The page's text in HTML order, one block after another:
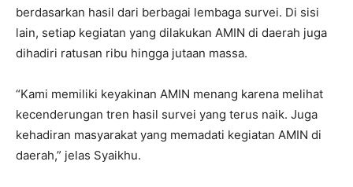
berdasarkan hasil dari berbagai lembaga survei. Di sisi
lain, setiap kegiatan yang dilakukan AMIN di daerah juga
dihadiri ratusan ribu hingga jutaan massa.
“Kami memiliki keyakinan AMIN menang karena melihat
kecenderungan tren hasil survei yang terus naik. Juga
kehadiran masyarakat yang memadati kegiatan AMIN di
daerah,” jelas Syaikhu.